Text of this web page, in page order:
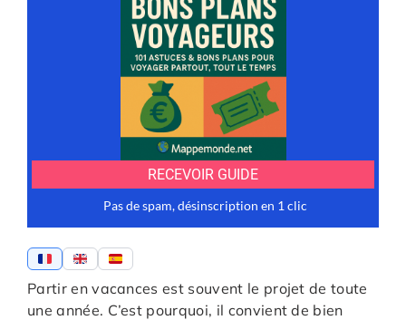
Partir en vacances est souvent le projet de toute
une année. C’est pourquoi, il convient de bien